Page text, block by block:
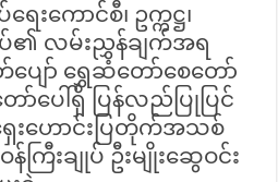
းကောင်စီ၊ ဥက္ကဋ္ဌ၊
ပ်၏ လမ်းညွှန်ချက်အရ
ပျော် ရွှေဆံတော်စေတော်
ာ်ပေါ်ရှိ ပြန်လည်ပြုပြင်
ေးဟောင်းပြတိုက်အသစ်
ကြီးချုပ် ဦးမျိုးဆွေဝင်း